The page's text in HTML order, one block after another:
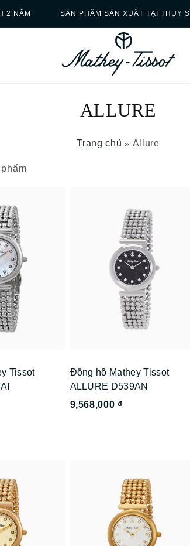
2 NĂM SẢN PHẨM SẢN XUẤT TẠI THỤY SĨ
ALLURE
Trang chủ » Allure
Tissot
Đồng hồ Mathey Tissot
ALLURE D539AN
9,568,000 ₫